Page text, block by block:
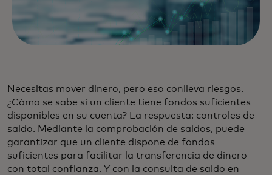
Necesitas mover dinero, pero eso conlleva riesgos.
¿Cómo se sabe si un cliente tiene fondos suficientes
disponibles en su cuenta? La respuesta: controles de
saldo. Mediante la comprobación de saldos, puede
garantizar que un cliente dispone de fondos
suficientes para facilitar la transferencia de dinero
con total confianza. Y con la consulta de saldo en